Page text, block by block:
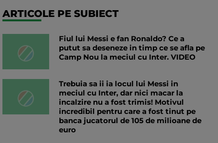
ARTICOLE PE SUBIECT
Fiul lui Messi e fan Ronaldo? Ce a
putut sa deseneze in timp ce se afla pe
Camp Nou la meciul cu Inter. VIDEO
Trebuia sa ii ia locul lui Messi in
meciul cu Inter, dar nici macar la
incalzire nu a fost trimis! Motivul
incredibil pentru care a fost tinut pe
banca jucatorul de 105 de milioane de
euro